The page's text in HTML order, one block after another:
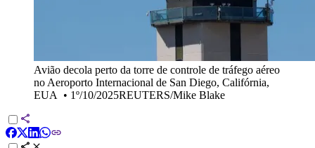
Avião decola perto da torre de controle de tráfego aéreo
no Aeroporto Internacional de San Diego, Califórnia,
EUA
• 1º/10/2025REUTERS/Mike Blake